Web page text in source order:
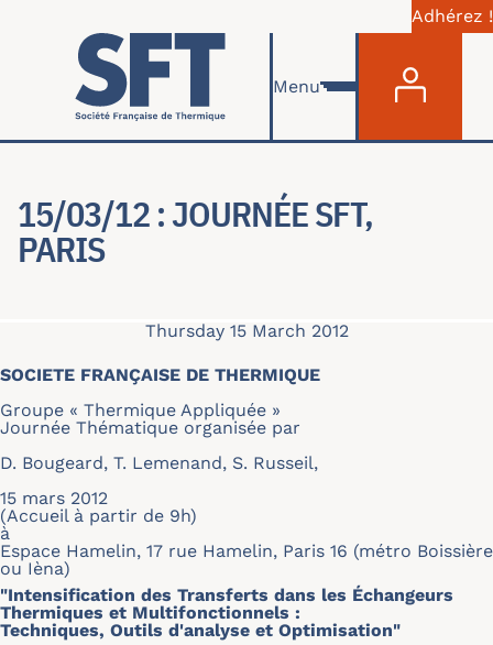
Skip to main content
Adhérez !
Menu
15/03/12 : JOURNÉE SFT,
PARIS
Thursday 15 March 2012
SOCIETE FRANÇAISE DE THERMIQUE
Groupe « Thermique Appliquée »
Journée Thématique organisée par
D. Bougeard, T. Lemenand, S. Russeil,
15 mars 2012
(Accueil à partir de 9h)
à
Espace Hamelin, 17 rue Hamelin, Paris 16 (métro Boissière
ou Ièna)
"Intensification des Transferts dans les Échangeurs
Thermiques et Multifonctionnels :
Techniques, Outils d'analyse et Optimisation"